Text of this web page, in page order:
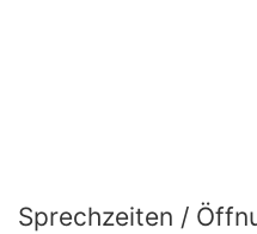
Sprechzeiten /